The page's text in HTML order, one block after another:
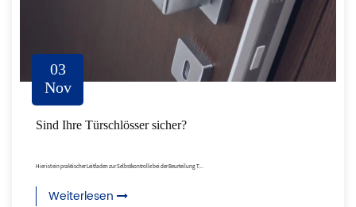
03
Nov
Sind Ihre Türschlösser sicher?
Hier ist ein praktischer Leitfaden zur Selbstkontrolle bei der Beurteilung T...
Weiterlesen